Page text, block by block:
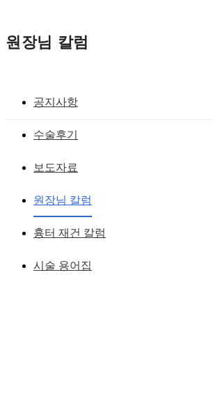
원장님 칼럼
공지사항
수술후기
보도자료
원장님 칼럼
흉터 재건 칼럼
시술 용어집
패인흉터를 자연스럽게 안
터제거, 앞트임 부작용
황성호 원장작성일2012.11.13